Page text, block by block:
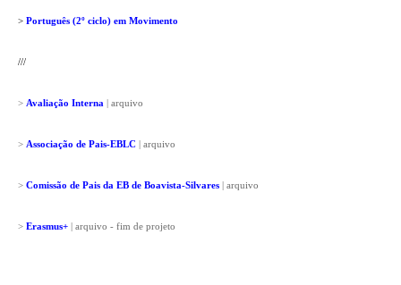
> Português (2º ciclo) em Movimento
///
> Avaliação Interna | arquivo
> Associação de Pais-EBLC | arquivo
> Comissão de Pais da EB de Boavista-Silvares | arquivo
> Erasmus+ | arquivo - fim de projeto